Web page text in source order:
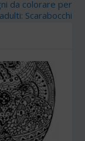
da colorare per
adulti: Scarabocchi